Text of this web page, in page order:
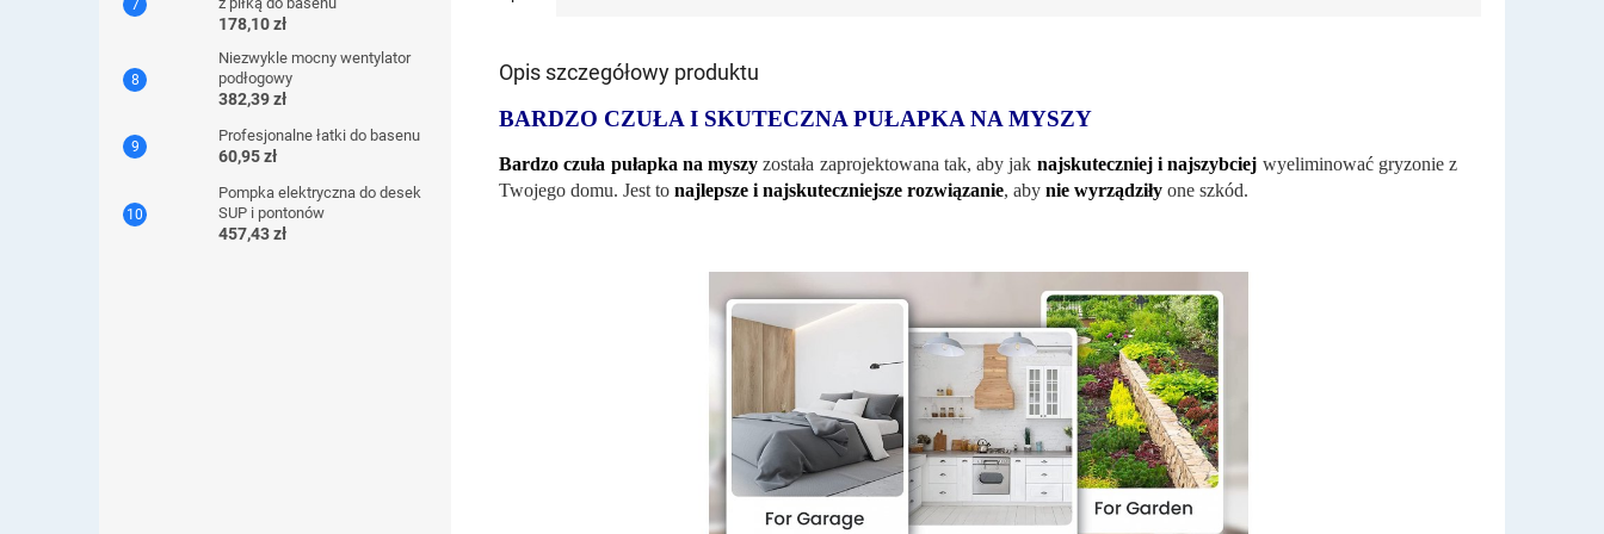
178,10 zł
Niezwykle mocny wentylator
podłogowy
382,39 zł
Profesjonalne łatki do basenu
60,95 zł
Pompka elektryczna do desek
SUP i pontonów
457,43 zł
Opis szczegółowy produktu
BARDZO CZUŁA I SKUTECZNA PUŁAPKA NA MYSZY
Bardzo czuła pułapka na myszy została zaprojektowana tak, aby jak najskuteczniej i najszybciej wyeliminować gryzonie z
Twojego domu. Jest to najlepsze i najskuteczniejsze rozwiązanie, aby nie wyrządziły one szkód.